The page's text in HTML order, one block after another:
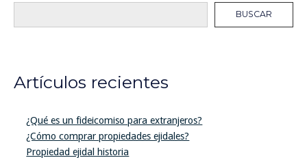
BUSCAR
Artículos recientes
¿Qué es un fideicomiso para extranjeros?
¿Cómo comprar propiedades ejidales?
Propiedad ejidal historia